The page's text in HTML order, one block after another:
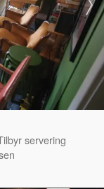
servering